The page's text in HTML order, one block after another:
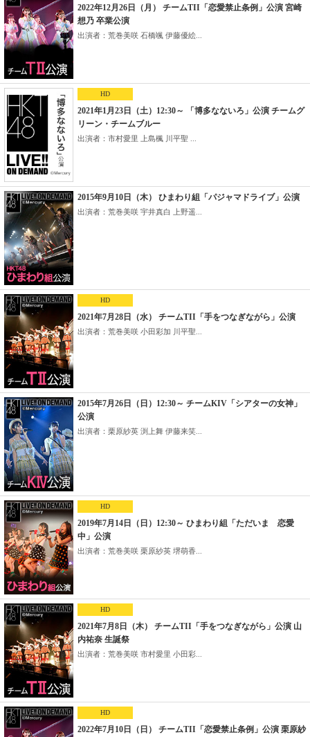
2022年12月26日（月） チームTII「恋愛禁止条例」公演 宮崎
想乃 卒業公演
出演者：荒巻美咲 石橋颯 伊藤優絵...
HD
2021年1月23日（土）12:30～ 「博多なないろ」公演 チームグ
リーン・チームブルー
出演者：市村愛里 上島楓 川平聖 ...
2015年9月10日（木） ひまわり組「パジャマドライブ」公演
出演者：荒巻美咲 宇井真白 上野遥...
HD
2021年7月28日（水） チームTII「手をつなぎながら」公演
出演者：荒巻美咲 小田彩加 川平聖...
2015年7月26日（日）12:30～ チームKIV「シアターの女神」
公演
出演者：栗原紗英 渕上舞 伊藤来笑...
HD
2019年7月14日（日）12:30～ ひまわり組「ただいま 恋愛
中」公演
出演者：荒巻美咲 栗原紗英 堺萌香...
HD
2021年7月8日（木） チームTII「手をつなぎながら」公演 山
内祐奈 生誕祭
出演者：荒巻美咲 市村愛里 小田彩...
HD
2022年7月10日（日） チームTII「恋愛禁止条例」公演 栗原紗